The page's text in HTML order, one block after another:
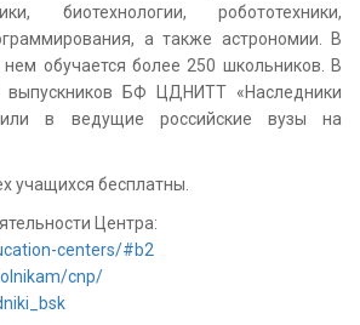
биотехнологии, робототехники,
а также астрономии. В
обучается более 250 школьников. В
выпускников БФ ЦДНИТТ «Наследники
в ведущие российские вузы на
учащихся бесплатны.
Центра:
centers/#b2
cnp/